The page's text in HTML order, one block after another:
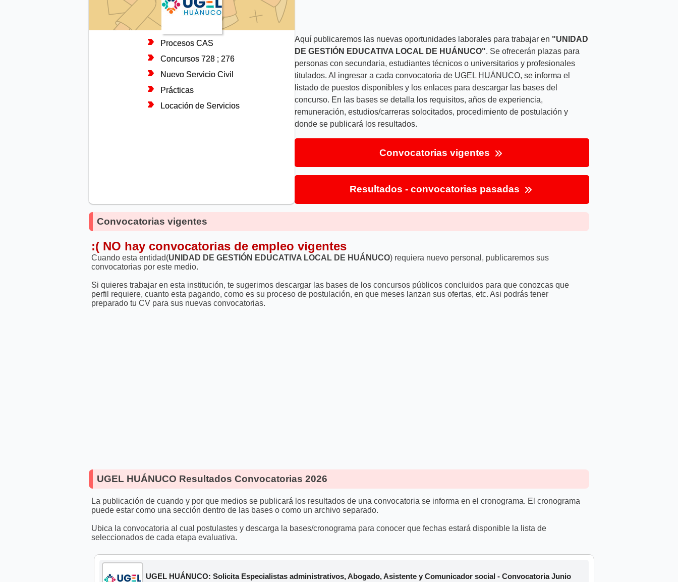
Procesos CAS
Concursos 728 ; 276
Nuevo Servicio Civil
Prácticas
Locación de Servicios
Aquí publicaremos las nuevas oportunidades laborales para trabajar en "UNIDAD
DE GESTIÓN EDUCATIVA LOCAL DE HUÁNUCO". Se ofrecerán plazas para
personas con secundaria, estudiantes técnicos o universitarios y profesionales
titulados. Al ingresar a cada convocatoria de UGEL HUÁNUCO, se informa el
listado de puestos disponibles y los enlaces para descargar las bases del
concurso. En las bases se detalla los requisitos, años de experiencia,
remuneración, estudios/carreras solocitados, procedimiento de postulación y
donde se publicará los resultados.
Convocatorias vigentes
Resultados - convocatorias pasadas
Convocatorias vigentes
:( NO hay convocatorias de empleo vigentes
Cuando esta entidad(UNIDAD DE GESTIÓN EDUCATIVA LOCAL DE HUÁNUCO) requiera nuevo personal, publicaremos sus
convocatorias por este medio.
Si quieres trabajar en esta institución, te sugerimos descargar las bases de los concursos públicos concluidos para que conozcas que
perfil requiere, cuanto esta pagando, como es su proceso de postulación, en que meses lanzan sus ofertas, etc. Asi podrás tener
preparado tu CV para sus nuevas convocatorias.
UGEL HUÁNUCO Resultados Convocatorias 2026
La publicación de cuando y por que medios se publicará los resultados de una convocatoria se informa en el cronograma. El cronograma
puede estar como una sección dentro de las bases o como un archivo separado.
Ubica la convocatoria al cual postulastes y descarga la bases/cronograma para conocer que fechas estará disponible la lista de
seleccionados de cada etapa evaluativa.
UGEL HUÁNUCO: Solicita Especialistas administrativos, Abogado, Asistente y Comunicador social - Convocatoria Junio